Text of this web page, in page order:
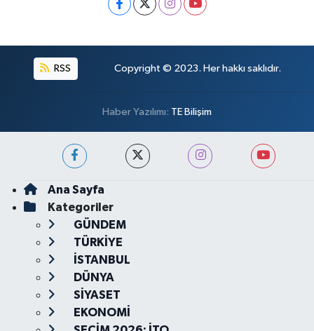
RSS Copyright © 2023. Her hakkı saklıdır.
Haber Yazılımı: TE Bilişim
Ana Sayfa
Kategoriler
GÜNDEM
TÜRKİYE
İSTANBUL
DÜNYA
SİYASET
EKONOMİ